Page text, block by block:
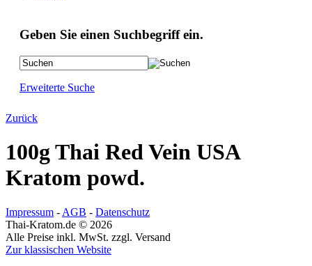
Geben Sie einen Suchbegriff ein.
Erweiterte Suche
Zurück
100g Thai Red Vein USA
Kratom powd.
Impressum - AGB - Datenschutz
Thai-Kratom.de © 2026
Alle Preise inkl. MwSt. zzgl. Versand
Zur klassischen Website